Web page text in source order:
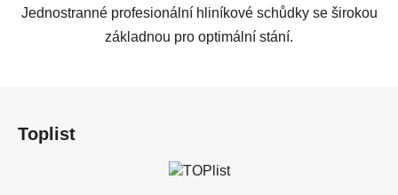
Jednostranné profesionální hliníkové schůdky se širokou
základnou pro optimální stání.
Toplist